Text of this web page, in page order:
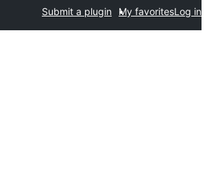
Submit a plugin My favoritesLog in